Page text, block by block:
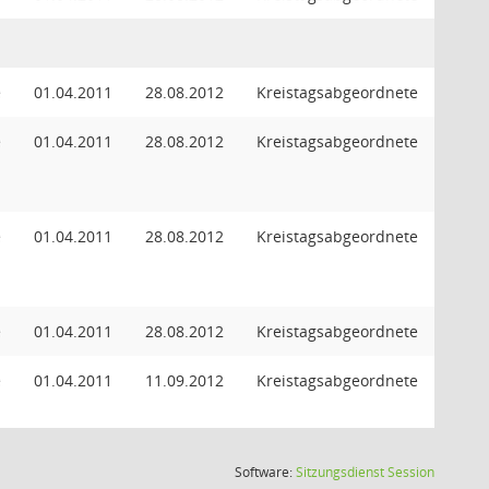
01.04.2011 28.08.2012 Kreistagsabgeordnete
01.04.2011 28.08.2012 Kreistagsabgeordnete
01.04.2011 28.08.2012 Kreistagsabgeordnete
01.04.2011 28.08.2012 Kreistagsabgeordnete
01.04.2011 11.09.2012 Kreistagsabgeordnete
Software:SitzungsdienstSession(Wird in